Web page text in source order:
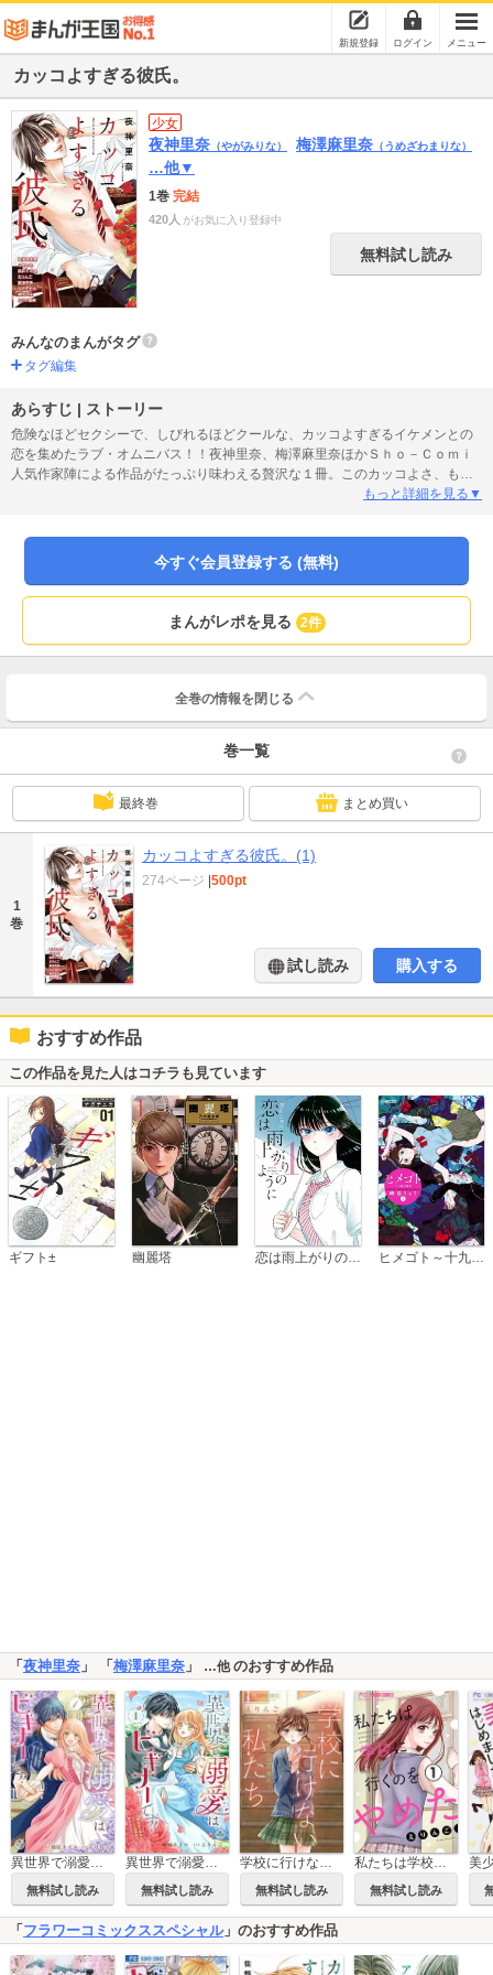
新規登録 ログイン メニュー
カッコよすぎる彼氏。
少女
夜神里奈 （やがみりな） 梅澤麻里奈 （うめざわまりな）
…他▼
1巻 完結
420人 がお気に入り登録中
無料試し読み
みんなのまんがタグ
タグ編集
あらすじ | ストーリー
危険なほどセクシーで、しびれるほどクールな、カッコよすぎるイケメンとの
恋を集めたラブ・オムニバス！！夜神里奈、梅澤麻里奈ほかＳｈｏ－Ｃｏｍｉ
人気作家陣による作品がたっぷり味わえる贅沢な１冊。このカッコよさ、もは
もっと詳細を見る▼
今すぐ会員登録する (無料)
まんがレポを見る 2件
全巻の情報を 閉じる
巻一覧
最終巻 まとめ買い
1
巻
カッコよすぎる彼氏。(1)
274ページ |500pt
試し読み 購入する
おすすめ作品
この作品を見た人はコチラも見ています
ギフト± 幽麗塔
「夜神里奈 」 「梅澤麻里奈 」 …他のおすすめ作品
異世界で溺愛はビギナーです！ －無自覚な聖女とエリート辺境伯の恋するスローライフ－【合本版】
無料試し読み
異世界で溺愛はビギナーです！ ー無自覚な聖女とエリート辺境伯の恋するスローライフー【マイクロ】
無料試し読み
学校に行けない私たち～サナギからの目覚め～
無料試し読み
私たちは学校に行くのをやめた【マイクロ】
無料試し読み
「 フラワーコミックススペシャル」のおすすめ作品